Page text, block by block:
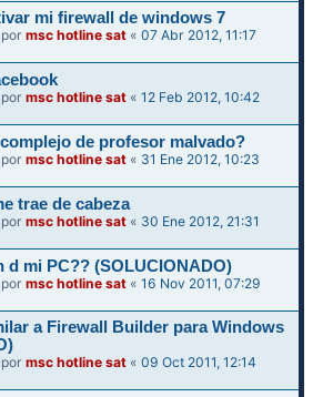
mi firewall de windows 7
pormsc hotline sat «07 Abr 2012, 11:17
pormsc hotline sat «12 Feb 2012, 10:42
de profesor malvado?
pormsc hotline sat « 31 Ene 2012, 10:23
trae de cabeza
pormsc hotline sat « 30 Ene 2012, 21:31
d mi PC?? (SOLUCIONADO)
pormsc hotline sat «16 Nov 2011, 07:29
a Firewall Builder para Windows
pormsc hotline sat «09 Oct 2011, 12:14